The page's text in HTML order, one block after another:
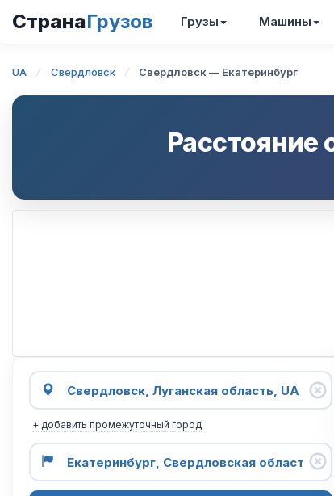
СтранаГрузов Грузы Машины
UA Свердловск Свердловск — Екатеринбург
Расстояние
+ добавить промежуточный город